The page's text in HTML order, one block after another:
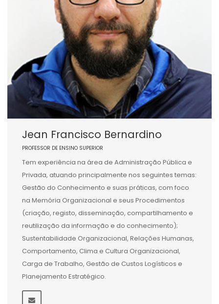
Jean Francisco Bernardino
PROFESSOR DE ENSINO SUPERIOR
Tem experiência na área de Administração Pública e
Privada, atuando principalmente nos seguintes temas:
Gestão do Conhecimento e suas práticas, com foco
na Memória Organizacional e seus Procedimentos
(criação, registo, disseminação, compartilhamento e
reutilização da informação e do conhecimento);
Sustentabilidade Organizacional, Relações Humanas,
Comportamento, Clima e Cultura Organizacional,
Carga de Trabalho, Gestão de Custos Logísticos e
Planejamento Estratégico.